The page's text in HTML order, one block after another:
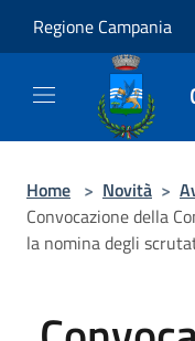
Regione Campania
Home > Novità >
Convocazione della
la nomina degli